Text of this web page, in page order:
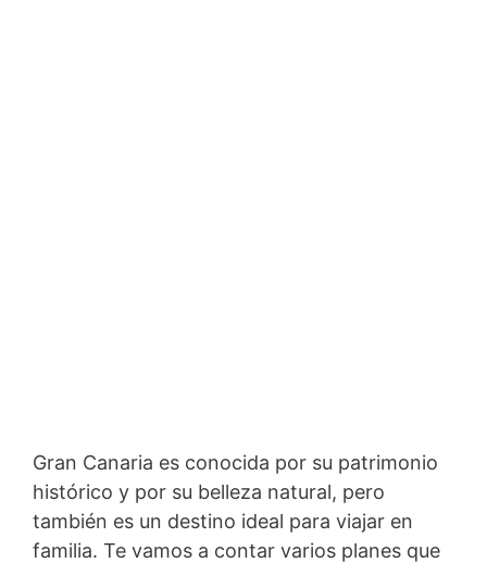
Gran Canaria es conocida por su patrimonio
histórico y por su belleza natural, pero
también es un destino ideal para viajar en
familia. Te vamos a contar varios planes que